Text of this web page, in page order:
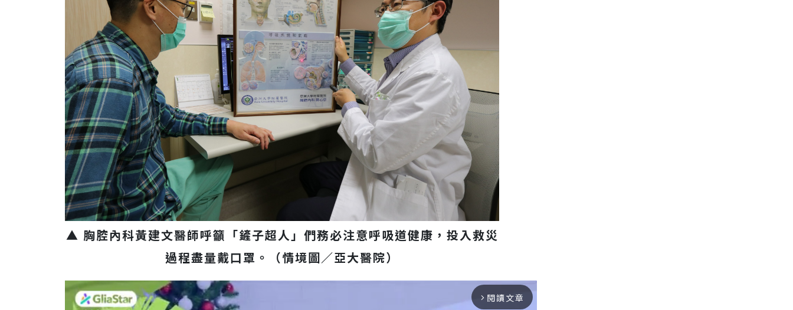
▲ 胸腔內科黃建文醫師呼籲「鏟子超人」們務必注意呼吸道健康，投入救災
過程盡量戴口罩。（情境圖／亞大醫院）
arrow_forward_ios 閱讀文章